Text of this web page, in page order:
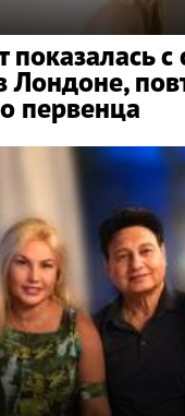
Лондоне,
первенца